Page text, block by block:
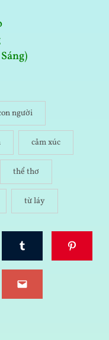
người
cảm xúc
thể thơ
từ láy